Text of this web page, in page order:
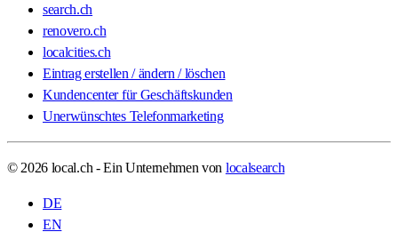
search.ch
renovero.ch
localcities.ch
Eintrag erstellen / ändern / löschen
Kundencenter für Geschäftskunden
Unerwünschtes Telefonmarketing
© 2026 local.ch - Ein Unternehmen von localsearch
DE
EN